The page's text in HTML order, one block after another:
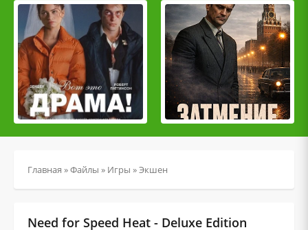
Главная »Файлы » Игры »Экшен
Need for Speed Heat - Deluxe Edition